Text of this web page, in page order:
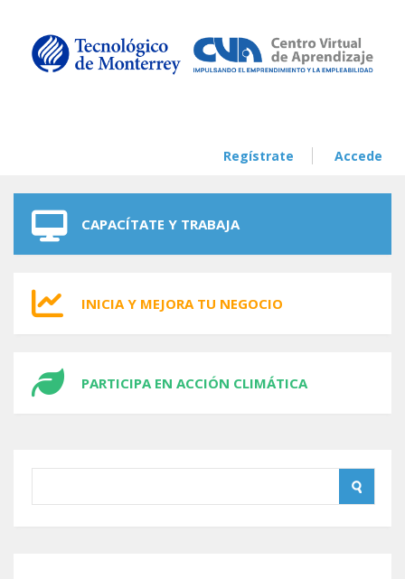
Regístrate Accede
CAPACÍTATE Y TRABAJA
INICIA Y MEJORA TU NEGOCIO
PARTICIPA EN ACCIÓN CLIMÁTICA